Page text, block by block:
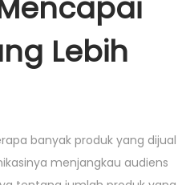
Lebih
banyak produk yang dijual
menjangkau audiens